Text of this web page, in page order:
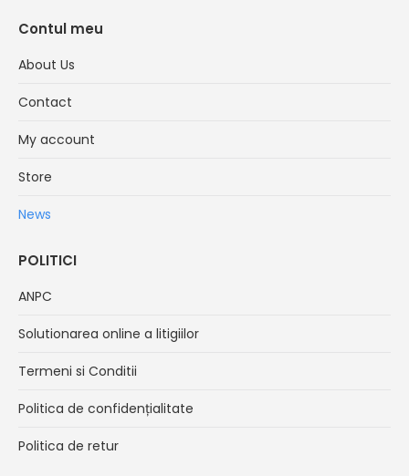
opens
in
window
opens
in
window
opens
Contul meu
About Us
Contact
My account
Store
News
POLITICI
ANPC
Solutionarea online a litigiilor
Termeni si Conditii
Politica de confidențialitate
Politica de retur